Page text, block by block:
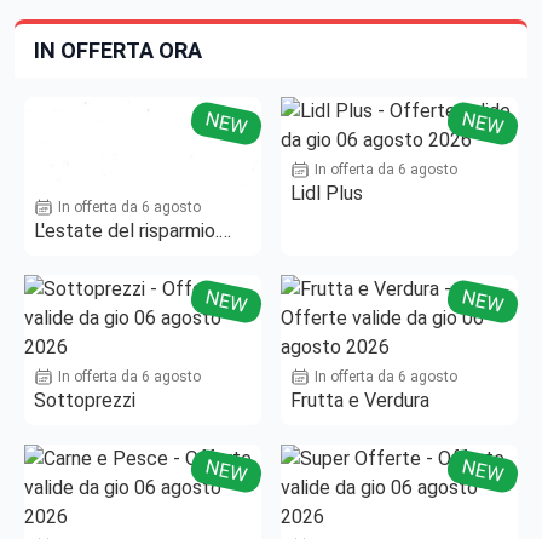
IN OFFERTA ORA
NEW
In offerta da 6 agosto
L'estate del risparmio.
NEW
In offerta da 6 agosto
Lidl Plus
NEW
In offerta da 6 agosto
Sottoprezzi
NEW
In offerta da 6 agosto
Frutta e Verdura
NEW NEW